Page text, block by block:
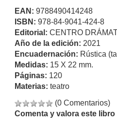
EAN: 9788490414248
ISBN: 978-84-9041-424-8
Editorial: CENTRO
Año de la edición: 2021
Encuadernación: Rústica
Medidas: 15 X 22 mm.
Páginas: 120
Materias: teatro
(0 Comentarios)
Comenta y valora este libro